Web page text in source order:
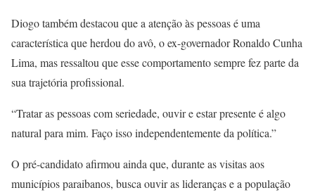
Diogo também destacou que a atenção às pessoas é uma
característica que herdou do avô, o ex-governador Ronaldo Cunha
Lima, mas ressaltou que esse comportamento sempre fez parte da
sua trajetória profissional.
“Tratar as pessoas com seriedade, ouvir e estar presente é algo
natural para mim. Faço isso independentemente da política.”
O pré-candidato afirmou ainda que, durante as visitas aos
municípios paraibanos, busca ouvir as lideranças e a população